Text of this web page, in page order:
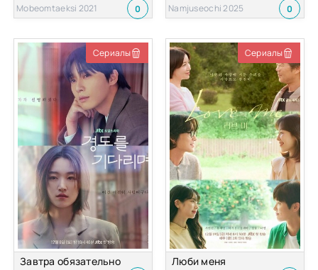
Mobeomtaeksi 2021 0 Namjuseochi 2025 0
Сериалы
Завтра обязательно
Сериалы
Люби меня